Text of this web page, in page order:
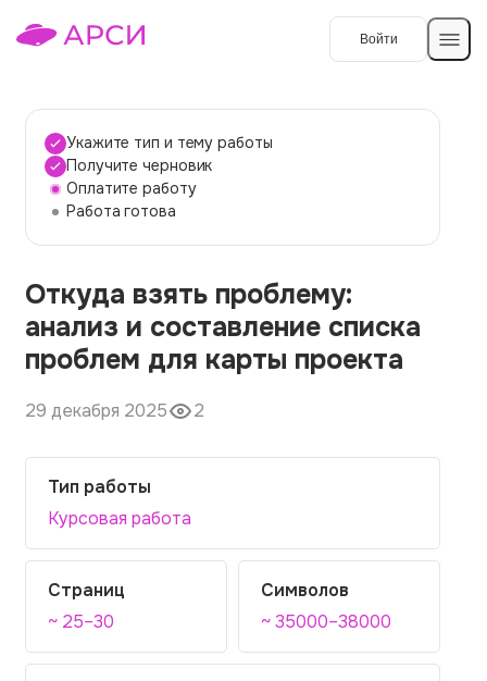
Войти
Темы работ
О сервисе
О компании
Наши гарантии
Вопросы и ответы
Контакты
Укажите тип и тему работы
Получите черновик
Оплатите работу
Работа готова
Откуда взять проблему:
анализ и составление списка
проблем для карты проекта
29 декабря 2025 2
Тип работы
Курсовая работа
Страниц
~ 25–30
Символов
~ 35000–38000